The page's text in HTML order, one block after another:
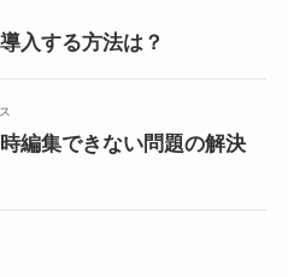
入する方法は？
編集できない問題の解決